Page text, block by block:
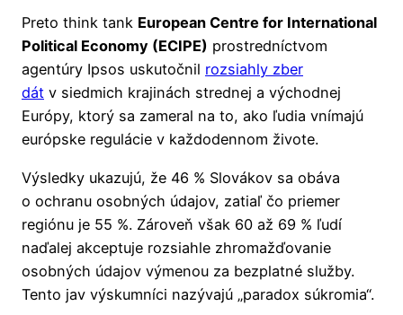
Preto think tank European Centre for International
Political Economy (ECIPE) prostredníctvom
agentúry Ipsos uskutočnil rozsiahly zber
dát v siedmich krajinách strednej a východnej
Európy, ktorý sa zameral na to, ako ľudia vnímajú
európske regulácie v každodennom živote.
Výsledky ukazujú, že 46 % Slovákov sa obáva
o ochranu osobných údajov, zatiaľ čo priemer
regiónu je 55 %. Zároveň však 60 až 69 % ľudí
naďalej akceptuje rozsiahle zhromažďovanie
osobných údajov výmenou za bezplatné služby.
Tento jav výskumníci nazývajú „paradox súkromia“.